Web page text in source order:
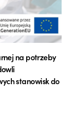
na potrzeby
stanowisk do